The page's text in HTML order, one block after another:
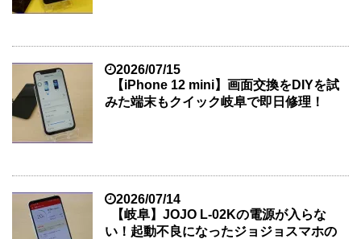
2026/07/15
【iPhone 12 mini】画面交換をDIYを試
みた端末もクイック岐阜で即日修理！
2026/07/14
【岐阜】JOJO L-02Kの電源が入らな
い！起動不良になったジョジョスマホの